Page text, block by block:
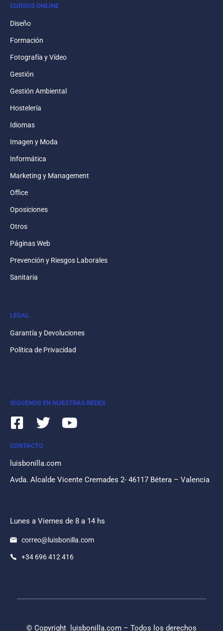
CURSOS ONLINE
Diseño
Formación
Fotografía y Vídeo
Gestión
Gestión Ambiental
Hostelería
Idiomas
Imagen y Moda
Informática
Marketing y Management
Office
Oposiciones
Otros
Páginas Web
Prevención y Riesgos Laborales
Sanitaria
LEGAL
Garantía y Devoluciones
Política de Privacidad
SÍGUENOS EN NUESTRAS REDES
CONTACTO
luisbonilla.com
Avda. Alcalde Vicente Cremades 2- 46117 Bétera – Valencia
Lunes a Viernes de 8 a 14 hs
correo@luisbonilla.com
+34 696 412 416
© Copyright luisbonilla.com – Todos los derechos